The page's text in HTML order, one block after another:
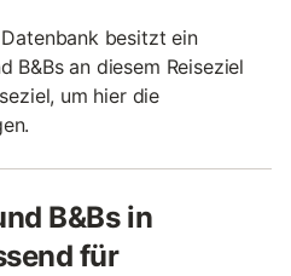
besitzt ein
B&Bs an diesem Reiseziel
um hier die
B&Bs in
für